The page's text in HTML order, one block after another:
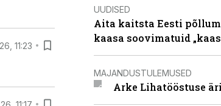
11:23
UUDISED
Aita kaitsta Eesti
kaasa soovimatuid
MAJANDUSTULEMUSED
Arke Lihatööstuse